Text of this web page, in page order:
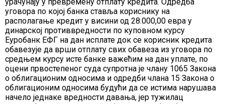
уговора по којој банка ставља кориснику на
располагање кредит у висини од 28.000,00 евра у
динарској противвредности по куповном курсу
Еуробанк ЕФГ на дан исплате док се корисник кредита
обавезује да врши отплату свих обавеза из уговора по
средњем курсу исте банке важећим на дан уплате, по
оцени првостепеног суда супротна је члану 1065 Закона
о облигационим односима и одредби члана 15 Закона о
облигационим односима будући да се истима нарушава
начело једнаке вредности давања, јер тужилац